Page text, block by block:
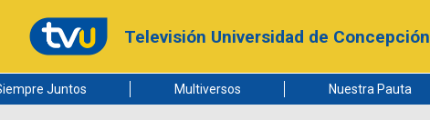
Televisión Universidad de Concepción
Juntos Multiversos Nuestra Pauta